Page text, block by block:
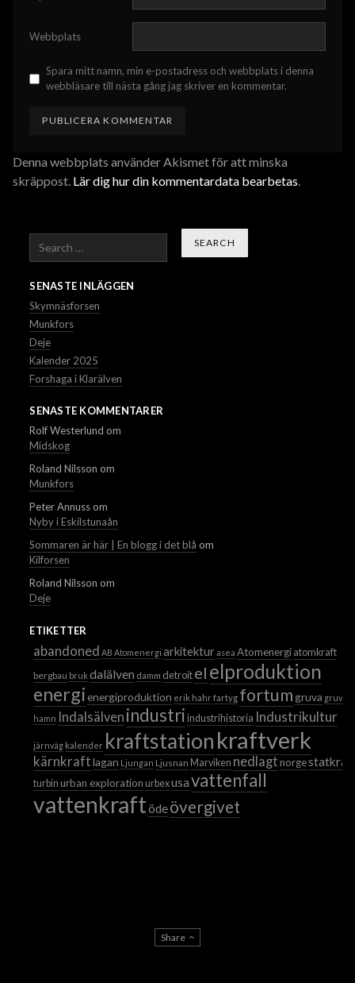
Webbplats
Spara mitt namn, min e-postadress och webbplats i denna
webbläsare till nästa gång jag skriver en kommentar.
Denna webbplats använder Akismet för att minska
skräppost. Lär dig hur din kommentardata bearbetas
Search
SENASTE INLÄGGEN
Skymnäsforsen
Munkfors
Deje
Kalender 2025
Forshaga i Klarälven
SENASTE KOMMENTARER
Rolf Westerlund om
Midskog
Roland Nilsson om
Munkfors
Peter Annussom
Nyby i Eskilstunaån
Sommaren är här | En blogg i det blå om
Kilforsen
Roland Nilsson om
Deje
ETIKETTER
abandoned AB Atomenergi arkitekturasea Atomenergi atomkraft
bergbau bruk dalälven damm detroitel elproduktion
energienergiproduktion erik hahrfartyg fortum gruva gruvor
hamn Indalsälven industri industrihistoria Industrikultur
järnväg kalender kraftstationkraftverk
kärnkraftlagan Ljungan Ljusnan Marviken nedlagt norge
turbin urban exploration urbexusavattenfall
vattenkraftödeövergivet
Share